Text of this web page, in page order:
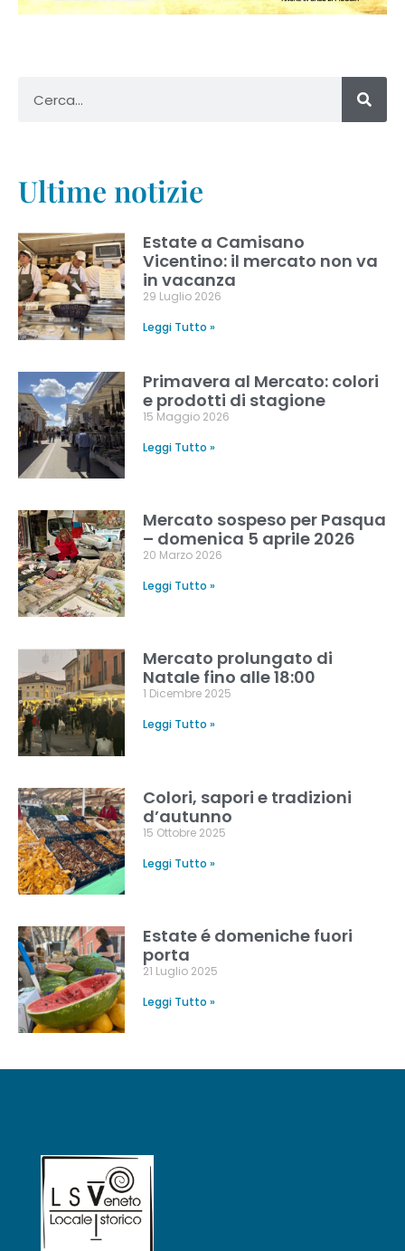
Ultime notizie
Estate a Camisano
Vicentino: il mercato non va
in vacanza
29 Luglio 2026
Leggi Tutto »
Primavera al Mercato: colori
e prodotti di stagione
15 Maggio 2026
Leggi Tutto »
Mercato sospeso per Pasqua
– domenica 5 aprile 2026
20 Marzo 2026
Leggi Tutto »
Mercato prolungato di
Natale fino alle 18:00
1 Dicembre 2025
Leggi Tutto »
Colori, sapori e tradizioni
d’autunno
15 Ottobre 2025
Leggi Tutto »
Estate é domeniche fuori
porta
21 Luglio 2025
Leggi Tutto »